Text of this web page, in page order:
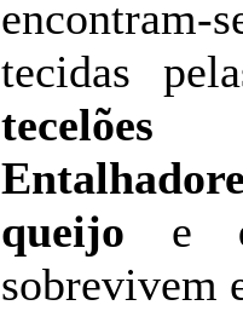
tecidas
tecelões
queijo e
sobrevivem